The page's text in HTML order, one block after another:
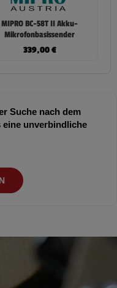
MIPRO BC-58T II Akku-
Mikrofonbasissender
339,00€
Suche nach dem
eine unverbindliche